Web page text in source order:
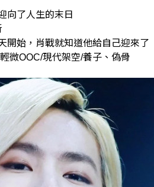
向了人生的末日
開始，肖戰就知道他給自己迎來了
微OOC/現代架空/養子、偽骨